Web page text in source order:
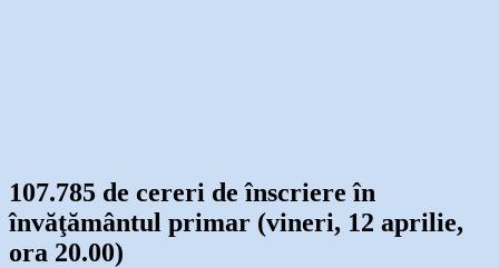
107.785 de cereri de înscriere în
învăţământul primar (vineri, 12 aprilie,
ora 20.00)